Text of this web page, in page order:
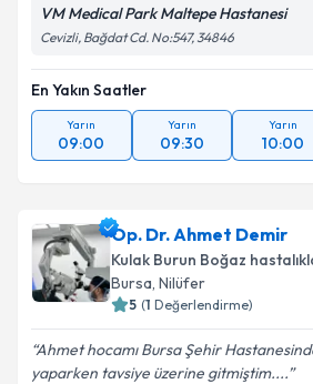
VM Medical Park Maltepe Hastanesi
Cevizli, Bağdat Cd. No:547, 34846
En Yakın Saatler
Yarın
09:00
Yarın
09:30
Yarın
10:00
Op. Dr. Ahmet Demir
Kulak Burun Boğaz
Bursa, Nilüfer
5 (1 Değerlendirme)
Ahmet hocamı Bursa Şehir
yaparken tavsiye üzerine gitmiştim....